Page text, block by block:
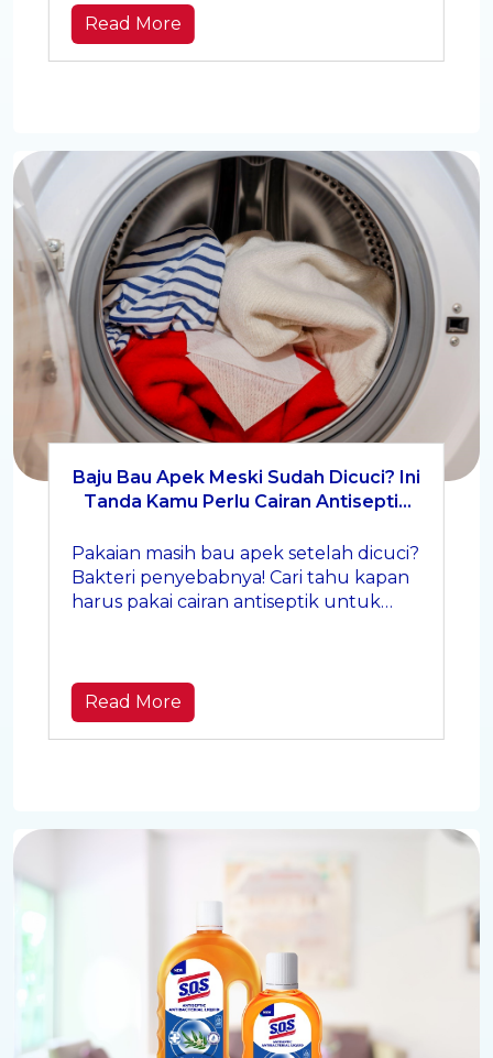
Read More
Baju Bau Apek Meski Sudah Dicuci? Ini
Tanda Kamu Perlu Cairan Antiseptik
Pakaian masih bau apek setelah dicuci?
Bakteri penyebabnya! Cari tahu kapan
harus pakai cairan antiseptik untuk
Read More